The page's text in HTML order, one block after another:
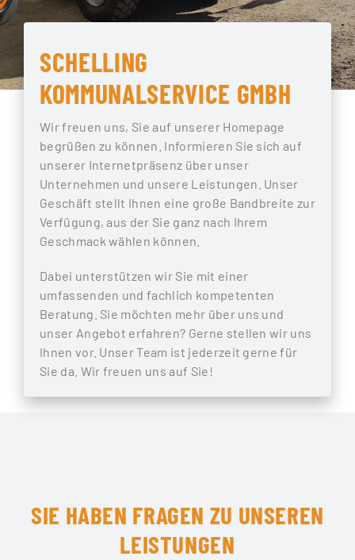
SCHELLING
KOMMUNALSERVICE GMBH
Wir freuen uns, Sie auf unserer Homepage
begrüßen zu können. Informieren Sie sich auf
unserer Internetpräsenz über unser
Unternehmen und unsere Leistungen. Unser
Geschäft stellt Ihnen eine große Bandbreite zur
Verfügung, aus der Sie ganz nach Ihrem
Geschmack wählen können.
Dabei unterstützen wir Sie mit einer
umfassenden und fachlich kompetenten
Beratung. Sie möchten mehr über uns und
unser Angebot erfahren? Gerne stellen wir uns
Ihnen vor. Unser Team ist jederzeit gerne für
Sie da. Wir freuen uns auf Sie!
SIE HABEN FRAGEN ZU UNSEREN
LEISTUNGEN